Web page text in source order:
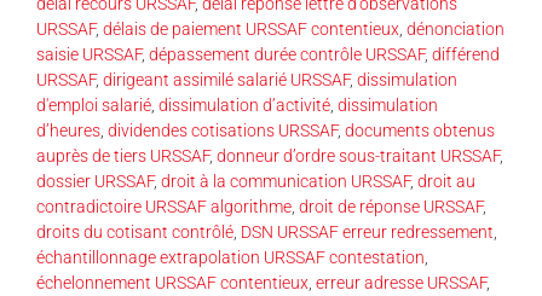
URSSAF, délais de paiement URSSAF contentieux dénonciation
saisie URSSAF, dépassement durée contrôle URSSAF, différend
URSSAF, dirigeant assimilé salarié URSSAF, dissimulation
d'emploi salarié dissimulation d’activité dissimulation
d’heures dividendes cotisations URSSAF, documents obtenus
auprès de tiers URSSAF, donneur d’ordre sous-traitant URSSAF,
dossier URSSAF, droit à la communication URSSAF, droit au
contradictoire URSSAF algorithme droit de réponse URSSAF,
droits du cotisant contrôlé DSN URSSAF erreur redressement
échantillonnage extrapolation URSSAF contestation
échelonnement URSSAF contentieux erreur adresse URSSAF,